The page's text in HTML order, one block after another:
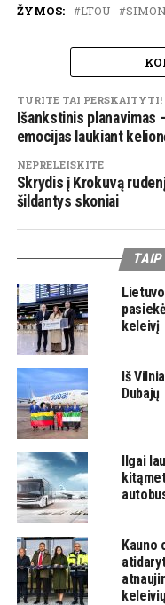
ŽYMOS: LTOU
TURITE TAI PERSKAITYTI!
Išankstinis planavimas
emocijas laukiant
NEPRELEISKITE
Skrydis į Krokuvą
šildantys skoniai
keleivį
Iš
Dubajų
Ilgai
Kauno